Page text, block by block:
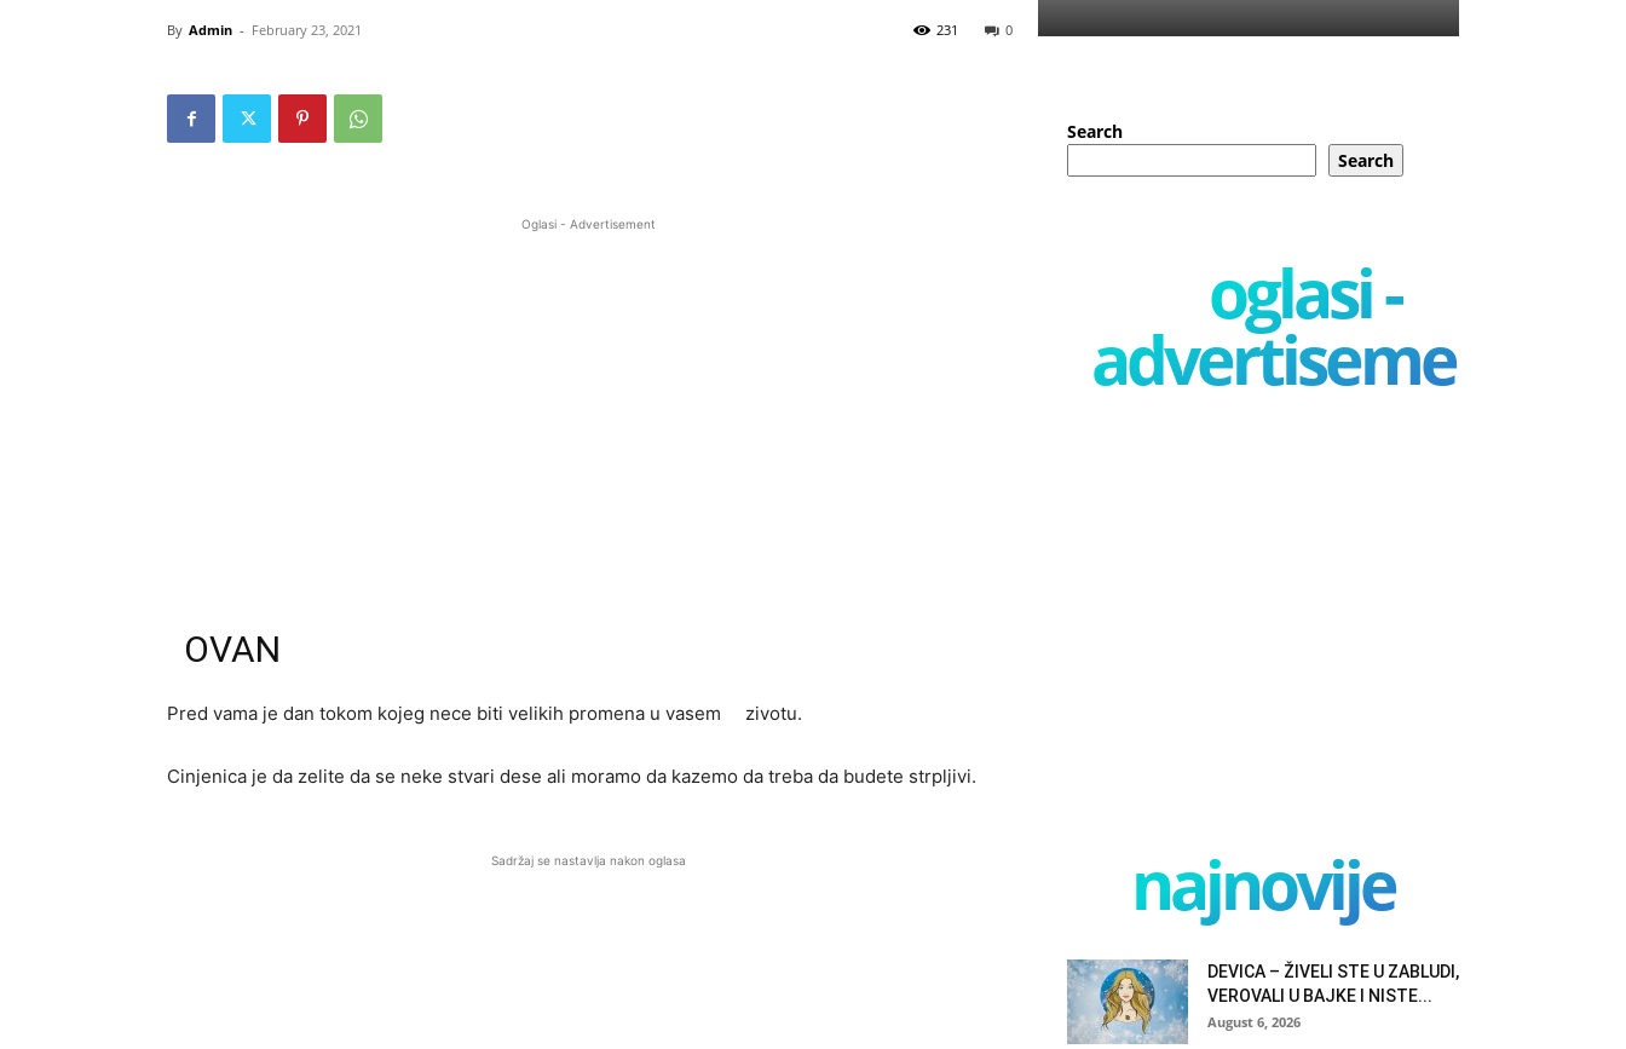
By Admin - February 23, 2021 0
231
Oglasi - Advertisement
OVAN
Pred vama je dan tokom kojeg nece biti velikih promena u vasem zivotu.
Cinjenica je da zelite da se neke stvari dese ali moramo da kazemo da treba da budete strpljivi.
Sadržaj se nastavlja nakon oglasa
Search
Search
oglasi -
advertisement
najnovije
DEVICA – ŽIVELI STE U ZABLUDI,
VEROVALI U BAJKE I NISTE...
August 6, 2026